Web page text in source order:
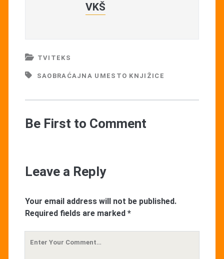
VKŠ
TVITEKS
SAOBRAĆAJNA UMESTO KNJIŽICE
Be First to Comment
Leave a Reply
Your email address will not be published.
Required fields are marked *